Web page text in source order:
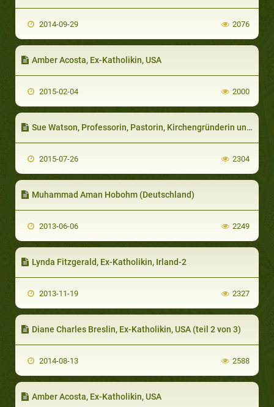
2014-09-29 2076
Amber Acosta, Ex-Katholikin, USA
2015-02-04 2000
Sue Watson, Professorin, Pastorin, Kirchengründerin und Missionarin, jetzt Saudi Arabien
2015-07-26 2304
Muhammad Aman Hobohm (Deutschland)
2013-06-06 2249
Lynda Fitzgerald, Ex-Katholikin, Irland-2
2013-11-19 2327
Diane Charles Breslin, Ex-Katholikin, USA (teil 2 von 3)
2014-08-13 2588
Amber Acosta, Ex-Katholikin, USA